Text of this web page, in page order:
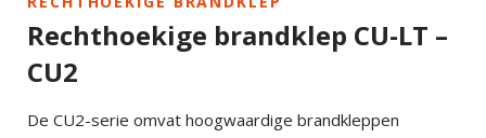
Rechthoekige brandklep CU-LT –
CU2
De CU2-serie omvat hoogwaardige brandkleppen